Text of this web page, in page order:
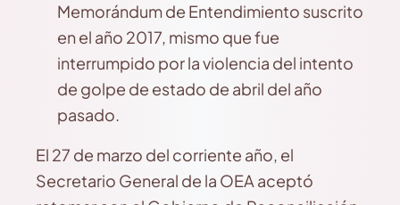
Memorándum de Entendimiento suscrito
en el año 2017, mismo que fue
interrumpido por la violencia del intento
de golpe de estado de abril del año
pasado.
El 27 de marzo del corriente año, el
Secretario General de la OEA aceptó